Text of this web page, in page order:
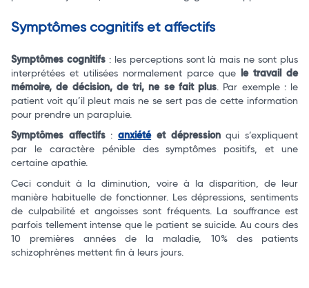
Symptômes cognitifs et affectifs
Symptômes cognitifs: les perceptions sont là mais ne sont plus
interprétées et utilisées normalement parce que
le travail de
mémoire, de décision, de tri, ne se fait plus . Par exemple : le
patient voit qu’il pleut mais ne se sert pas de cette information
pour prendre un parapluie.
Symptômes affectifs:anxiétéet dépressionqui s’expliquent
par le caractère pénible des symptômes positifs, et une
certaine apathie.
Ceci conduit à la diminution, voire à la disparition, de leur
manière habituelle de fonctionner. Les dépressions, sentiments
de culpabilité et angoisses sont fréquents. La souffrance est
parfois tellement intense que le patient se suicide. Au cours des
10 premières années de la maladie, 10% des patients
schizophrènes mettent fin à leurs jours.